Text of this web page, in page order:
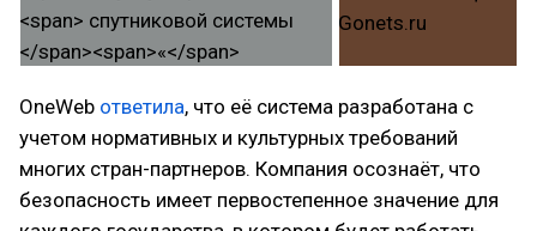
OneWeb ответила, что её система разработана с
учетом нормативных и культурных требований
многих стран-партнеров. Компания осознаёт, что
безопасность имеет первостепенное значение для